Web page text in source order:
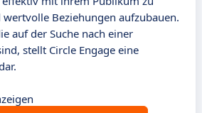
Beziehungen aufzubauen.
auf der Suche nach einer
stellt Circle Engage eine